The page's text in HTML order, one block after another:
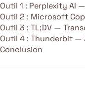
Outil 1 : Perplexity AI
Outil 2 : Microsoft
Outil 3 : TL;DV —
Outil 4 : Thunderbit —
Conclusion